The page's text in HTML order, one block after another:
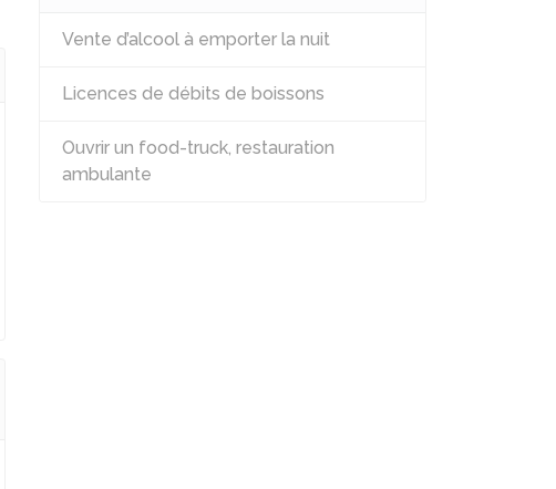
Vente d’alcool à emporter la nuit
Licences de débits de boissons
Ouvrir un food-truck, restauration
ambulante